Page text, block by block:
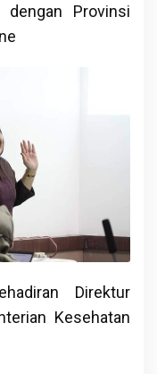
dengan Provinsi
Direktur
Kesehatan